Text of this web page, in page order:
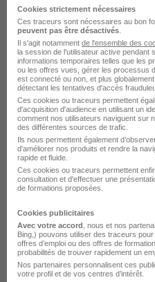
Cette offre n’est plus
Médecin
Appel Médical
Yssingeaux - 43
Cette offre n’est plus
Cookies strictement nécessaires
Ces traceurs sont nécessaires au bon
peuvent pas être désactivés
Il s'agit notamment de l'ensemble des
la session de l'utilisateur active pendant
informations temporaires telles que les
ou les offres vues, gérer les processus
est connecté ou non, et plus
détectant les tentatives d'accès
Ces cookies ou traceurs permettent
d'acquisition d'audience en utilisant un
comment nos utilisateurs naviguent sur
des différentes sources de trafic.
Ils nous permettent également
d'améliorer nos produits et rendre la
rapide et fluide.
Ces cookies ou traceurs permettent
consultation et d'effectuer une
de formations proposées.
Cookies publicitaires
Avec votre accord , nous et nos
Bing,) pouvons utiliser des traceurs
offres d’emploi ou des offres de
probabilités de trouver rapidement un
Nos partenaires personnalisent ces
votre profil et de vos centres d’intérêt.